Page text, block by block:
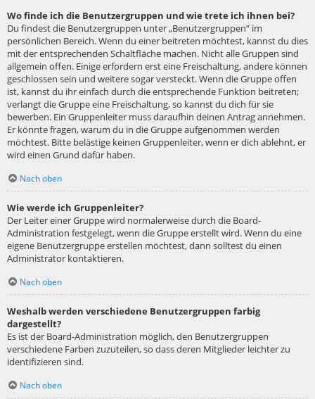
Wo finde ich die Benutzergruppen und wie trete ich ihnen bei?
Du findest die Benutzergruppen unter „Benutzergruppen“ im
persönlichen Bereich. Wenn du einer beitreten möchtest, kannst du dies
mit der entsprechenden Schaltfläche machen. Nicht alle Gruppen sind
allgemein offen. Einige erfordern erst eine Freischaltung, andere können
geschlossen sein und weitere sogar versteckt. Wenn die Gruppe offen
ist, kannst du ihr einfach durch die entsprechende Funktion beitreten;
verlangt die Gruppe eine Freischaltung, so kannst du dich für sie
bewerben. Ein Gruppenleiter muss daraufhin deinen Antrag annehmen.
Er könnte fragen, warum du in die Gruppe aufgenommen werden
möchtest. Bitte belästige keinen Gruppenleiter, wenn er dich ablehnt, er
wird einen Grund dafür haben.
Nach oben
Wie werde ich Gruppenleiter?
Der Leiter einer Gruppe wird normalerweise durch die Board-
Administration festgelegt, wenn die Gruppe erstellt wird. Wenn du eine
eigene Benutzergruppe erstellen möchtest, dann solltest du einen
Administrator kontaktieren.
Nach oben
Weshalb werden verschiedene Benutzergruppen farbig
dargestellt?
Es ist der Board-Administration möglich, den Benutzergruppen
verschiedene Farben zuzuteilen, so dass deren Mitglieder leichter zu
identifizieren sind.
Nach oben